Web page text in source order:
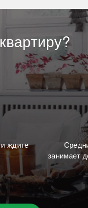
квартиру?
ждите
занимает